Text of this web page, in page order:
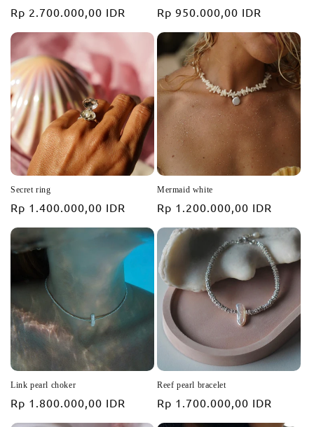
Prix
habituel
Rp 2.700.000,00 IDR
Prix
habituel
Rp 950.000,00 IDR
Secret ring
Prix
habituel
Rp 1.400.000,00 IDR
Mermaid white
Prix
habituel
Rp 1.200.000,00 IDR
Link pearl choker
Prix
habituel
Rp 1.800.000,00 IDR
Reef pearl bracelet
Prix
habituel
Rp 1.700.000,00 IDR